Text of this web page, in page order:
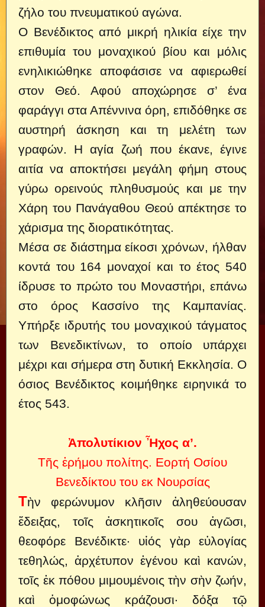
ζήλο του πνευματικού αγώνα.
Ο Βενέδικτος από μικρή ηλικία είχε την
επιθυμία του μοναχικού βίου και μόλις
ενηλικιώθηκε αποφάσισε να αφιερωθεί
στον Θεό. Αφού αποχώρησε σ’ ένα
φαράγγι στα Απέννινα όρη, επιδόθηκε σε
αυστηρή άσκηση και τη μελέτη των
γραφών. Η αγία ζωή που έκανε, έγινε
αιτία να αποκτήσει μεγάλη φήμη στους
γύρω ορεινούς πληθυσμούς και με την
Χάρη του Πανάγαθου Θεού απέκτησε το
χάρισμα της διορατικότητας.
Μέσα σε διάστημα είκοσι χρόνων, ήλθαν
κοντά του 164 μοναχοί και το έτος 540
ίδρυσε το πρώτο του Μοναστήρι, επάνω
στο όρος Κασσίνο της Καμπανίας.
Υπήρξε ιδρυτής του μοναχικού τάγματος
των Βενεδικτίνων, το οποίο υπάρχει
μέχρι και σήμερα στη δυτική Εκκλησία. Ο
όσιος Βενέδικτος κοιμήθηκε ειρηνικά το
έτος 543.
Ἀπολυτίκιον Ἦχος α’.
Τῆς ἐρήμου πολίτης. Εορτή Οσίου
Βενεδίκτου του εκ Νουρσίας
Τὴν φερώνυμον κλῆσιν ἀληθεύουσαν
ἔδειξας, τοῖς ἀσκητικοῖς σου ἀγῶσι,
θεοφόρε Βενέδικτε· υἱός γὰρ εὐλογίας
τεθηλώς, ἀρχέτυπον ἐγένου καὶ κανών,
τοῖς ἐκ πόθου μιμουμένοις τὴν σὴν ζωήν,
καὶ ὁμοφώνως κράζουσι· δόξα τῷ